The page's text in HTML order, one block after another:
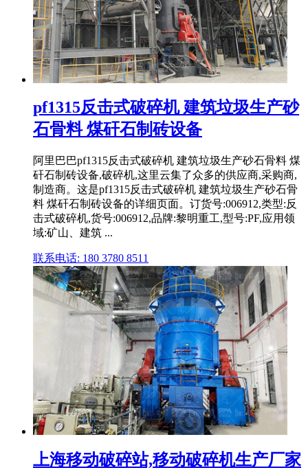
pf1315反击式破碎机 建筑垃圾生产砂
石骨料 煤矸石制砖设备
阿里巴巴pf1315反击式破碎机 建筑垃圾生产砂石骨料 煤
矸石制砖设备,破碎机,这里云集了众多的供应商,采购商,
制造商。这是pf1315反击式破碎机 建筑垃圾生产砂石骨
料 煤矸石制砖设备的详细页面。订货号:006912,类型:反
击式破碎机,货号:006912,品牌:黎明重工,型号:PF,应用领
域:矿山、建筑 ...
联系电话: 180 3780 8511
上海移动破碎站,移动破碎机生产厂家